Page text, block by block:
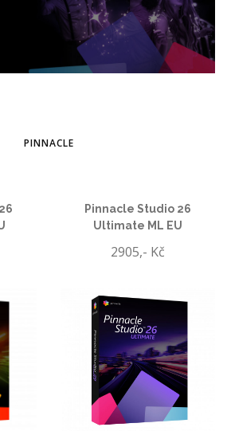
PINNACLE
Pinnacle Studio 26
Ultimate ML EU
2905,- Kč